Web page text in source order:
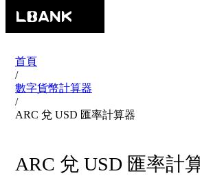
首頁
/
數字貨幣計算器
/
ARC 兌 USD 匯率計算器
ARC 兌 USD 匯率計